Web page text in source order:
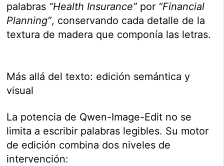
palabras “Health Insurance” por “Financial
Planning”, conservando cada detalle de la
textura de madera que componía las letras.
Más allá del texto: edición semántica y
visual
La potencia de Qwen-Image-Edit no se
limita a escribir palabras legibles. Su motor
de edición combina dos niveles de
intervención: